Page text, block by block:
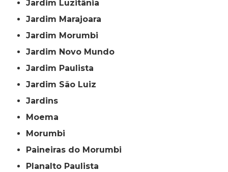
Jardim Luzitânia
Jardim Marajoara
Jardim Morumbi
Jardim Novo Mundo
Jardim Paulista
Jardim São Luiz
Jardins
Moema
Morumbi
Paineiras do Morumbi
Planalto Paulista